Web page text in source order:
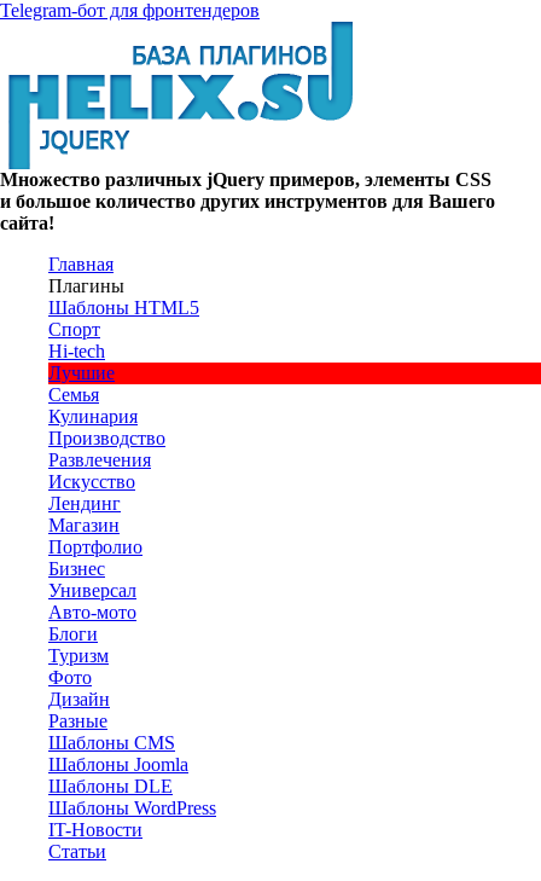
Telegram-бот для фронтендеров
Множество различных jQuery примеров, элементы CSS
и большое количество других инструментов для Вашего
сайта!
Главная
Плагины
Шаблоны HTML5
Спорт
Hi-tech
Лучшие
Семья
Кулинария
Производство
Развлечения
Искусство
Лендинг
Магазин
Портфолио
Бизнес
Универсал
Авто-мото
Блоги
Туризм
Фото
Дизайн
Разные
Шаблоны CMS
Шаблоны Joomla
Шаблоны DLE
Шаблоны WordPress
IT-Новости
Статьи